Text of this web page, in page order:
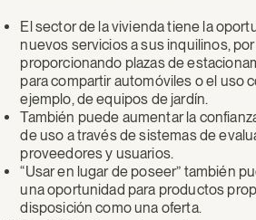
El sector de la vivienda tiene la
nuevos servicios a sus inquilinos,
proporcionando plazas de
para compartir automóviles o el uso
ejemplo, de equipos de jardín.
También puede aumentar la
de uso a través de sistemas de
proveedores y usuarios.
“Usar en lugar de poseer” también
una oportunidad para productos
disposición como una oferta.